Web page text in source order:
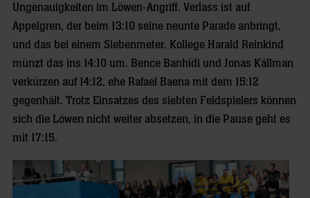
Ungenauigkeiten im Löwen-Angriff. Verlass ist auf
Appelgren, der beim 13:10 seine neunte Parade anbringt,
und das bei einem Siebenmeter. Kollege Harald Reinkind
münzt das ins 14:10 um. Bence Banhidi und Jonas Källman
verkürzen auf 14:12, ehe Rafael Baena mit dem 15:12
gegenhält. Trotz Einsatzes des siebten Feldspielers können
sich die Löwen nicht weiter absetzen, in die Pause geht es
mit 17:15.